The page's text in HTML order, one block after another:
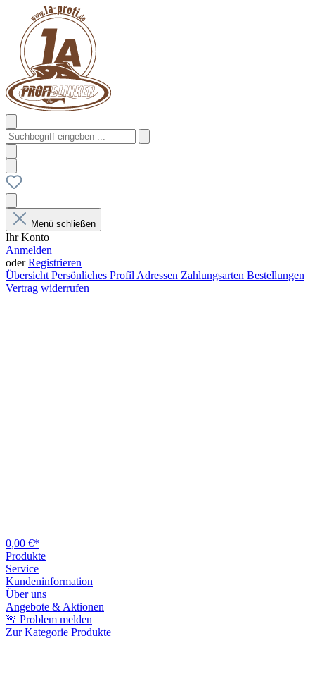
Menü schließen
Ihr Konto
Anmelden
oderRegistrieren
Übersicht Persönliches Profil Adressen Zahlungsarten Bestellungen
Vertrag widerrufen
0,00 €*
Produkte
Service
Kundeninformation
Über uns
Angebote & Aktionen
🚨 Problem melden
Zur Kategorie Produkte